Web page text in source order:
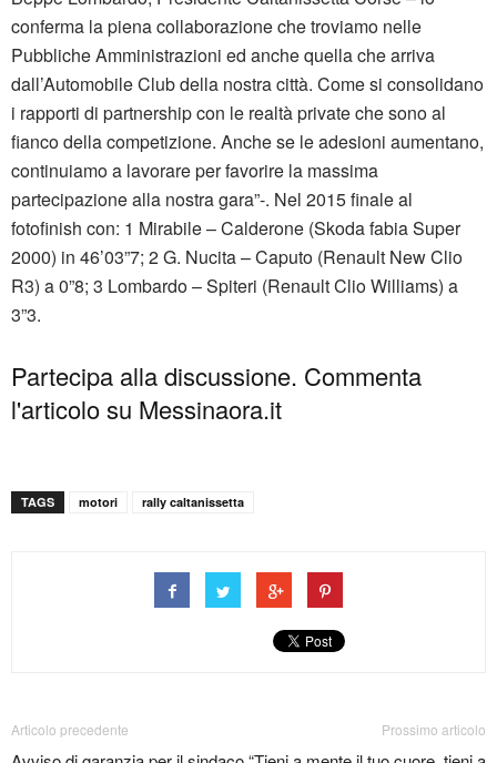
conferma la piena collaborazione che troviamo nelle
Pubbliche Amministrazioni ed anche quella che arriva
dall’Automobile Club della nostra città. Come si consolidano
i rapporti di partnership con le realtà private che sono al
fianco della competizione. Anche se le adesioni aumentano,
continuiamo a lavorare per favorire la massima
partecipazione alla nostra gara”-. Nel 2015 finale al
fotofinish con: 1 Mirabile – Calderone (Skoda fabia Super
2000) in 46’03”7; 2 G. Nucita – Caputo (Renault New Clio
R3) a 0”8; 3 Lombardo – Spiteri (Renault Clio Williams) a
3”3.
Partecipa alla discussione. Commenta
l'articolo su Messinaora.it
TAGS motori rally caltanissetta
Articolo precedente Prossimo articolo